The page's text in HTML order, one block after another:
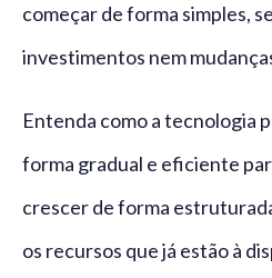
começar de forma simples,
investimentos nem
Entenda como a tecnologia
forma gradual e eficiente
crescer de forma
os recursos que já estão à